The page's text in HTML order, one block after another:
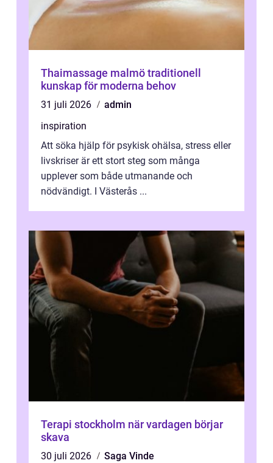
Thaimassage malmö traditionell
kunskap för moderna behov
31 juli 2026
admin
inspiration
Att söka hjälp för psykisk ohälsa, stress eller
livskriser är ett stort steg som många
upplever som både utmanande och
nödvändigt. I Västerås ...
Terapi stockholm när vardagen börjar
skava
30 juli 2026
Saga Vinde